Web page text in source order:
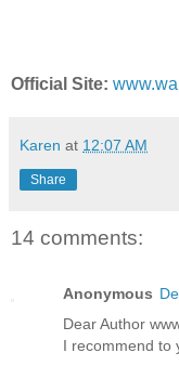
Official Site:
Karen at 12:07 AM
Share
14 comments:
Anonymous
Dear Author
I recommend to